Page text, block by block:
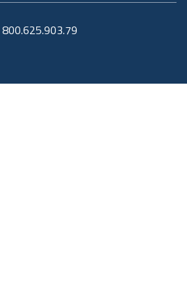
800.625.903.79